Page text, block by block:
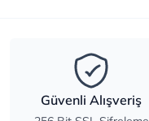
Güvenli Alışveriş